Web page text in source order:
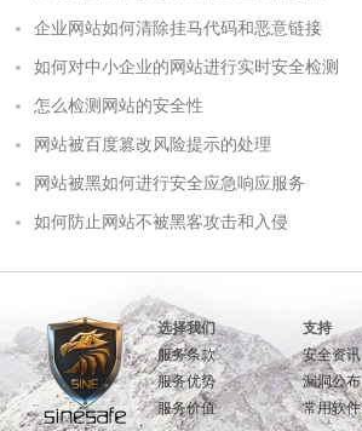
企业网站如何清除挂马代码和恶意链接
如何对中小企业的网站进行实时安全检测
怎么检测网站的安全性
网站被百度篡改风险提示的处理
网站被黑如何进行安全应急响应服务
如何防止网站不被黑客攻击和入侵
选择我们
服务条款
服务优势
服务价值
支持
安全资讯
漏洞公布
常用软件